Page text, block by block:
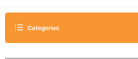
Categorias